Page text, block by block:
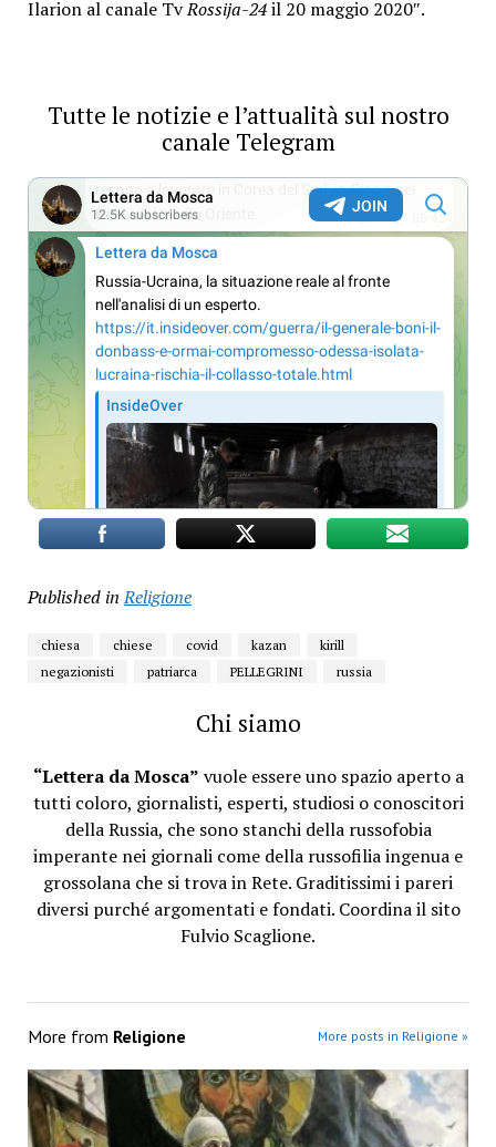
Ilarion al canale TvRossija-24il 20 maggio 2020″.
Tutte le notizie e l’attualità sul nostro
canale Telegram
Published in Religione
chiesa chiese covid kazan
kirill
negazionisti
patriarca PELLEGRINI russia
Chi siamo
“Lettera da Mosca” vuole essere uno spazio aperto a
tutti coloro, giornalisti, esperti, studiosi o conoscitori
della Russia, che sono stanchi della russofobia
imperante nei giornali come della russofilia ingenua e
grossolana che si trova in Rete. Graditissimi i pareri
diversi purché argomentati e fondati. Coordina il sito
Fulvio Scaglione.
More from Religione More posts in Religione »